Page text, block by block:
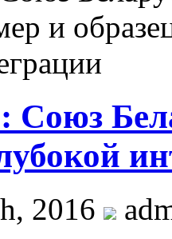
Союз
2016